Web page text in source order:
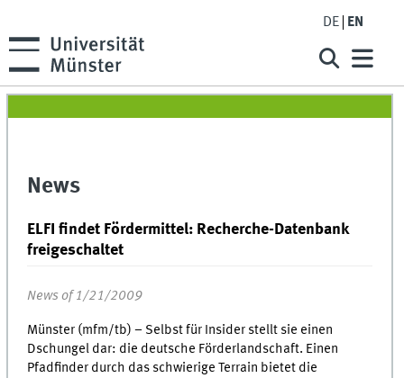
DE EN
News
ELFI findet Fördermittel: Recherche-Datenbank
freigeschaltet
News of 1/21/2009
Münster (mfm/tb) – Selbst für Insider stellt sie einen
Dschungel dar: die deutsche Förderlandschaft. Einen
Pfadfinder durch das schwierige Terrain bietet die